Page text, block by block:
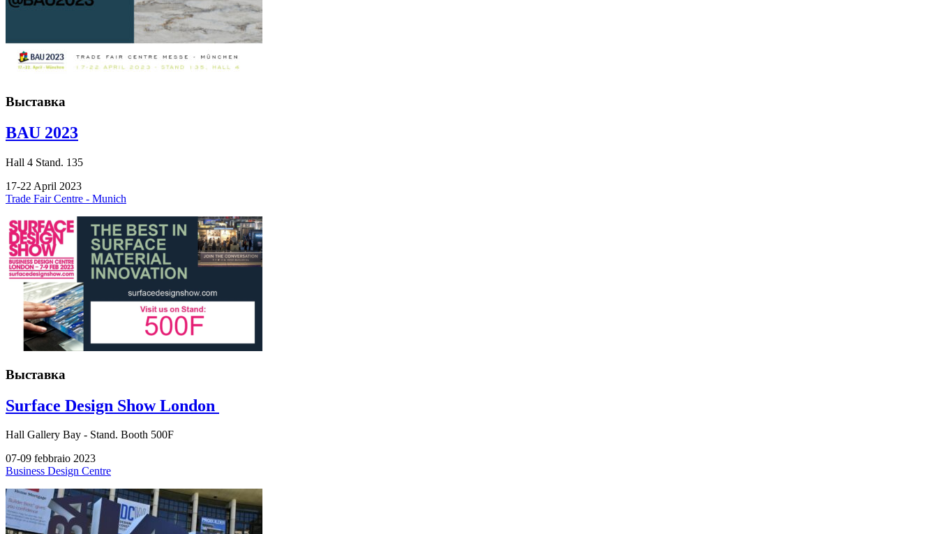
Выставка
BAU 2023
Hall 4 Stand. 135
17-22 April 2023
Trade Fair Centre - Munich
Выставка
Surface Design Show London
Hall Gallery Bay - Stand. Booth 500F
07-09 febbraio 2023
Business Design Centre